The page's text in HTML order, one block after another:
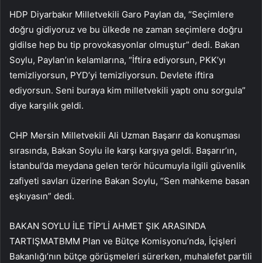
HDP Diyarbakır Milletvekili Garo Paylan da, “Seçimlere
doğru gidiyoruz ve bu ülkede ne zaman seçimlere doğru
gidilse hep bu tip provokasyonlar olmuştur” dedi. Bakan
Soylu, Paylan’ın kelamlarına, “İftira ediyorsun, PKK’yı
temizliyorsun, PYD’yi temizliyorsun. Devlete iftira
ediyorsun. Seni buraya kim milletvekili yaptı onu sorgula”
diye karşılık geldi.
CHP Mersin Milletvekili Ali Uzman Başarır da konuşması
sırasında, Bakan Soylu ile karşı karşıya geldi. Başarır’ın,
İstanbul’da meydana gelen terör hücumuyla ilgili güvenlik
zafiyeti savları üzerine Bakan Soylu, “Sen mahkeme basan
eşkıyasın” dedi.
BAKAN SOYLU İLE TİP’Lİ AHMET ŞIK ARASINDA
TARTIŞMATBMM Plan ve Bütçe Komisyonu’nda, İçişleri
Bakanlığı’nın bütçe görüşmeleri sürerken, muhalefet partili